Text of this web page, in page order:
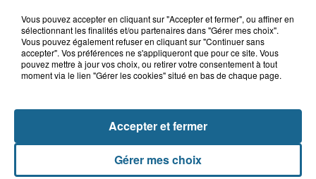
Dunkerque : trois femmes mortes au large de
la digue du Braek
Hazebrouck : victime d'un accident,
Lucas s'en est allé brutalement...
Vous pouvez accepter en cliquant sur "Accepter et fermer", ou affiner en
sélectionnant les finalités et/ou partenaires dans "Gérer mes choix".
Vous pouvez également refuser en cliquant sur "Continuer sans
accepter". Vos préférences ne s'appliqueront que pour ce site. Vous
pouvez mettre à jour vos choix, ou retirer votre consentement à tout
moment via le lien "Gérer les cookies" situé en bas de chaque page.
Gérer mes choix
Accepter et fermer